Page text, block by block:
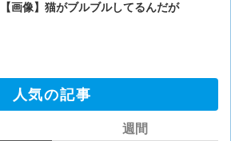
【画像】猫がブルブルしてるんだが
人気の記事
週間